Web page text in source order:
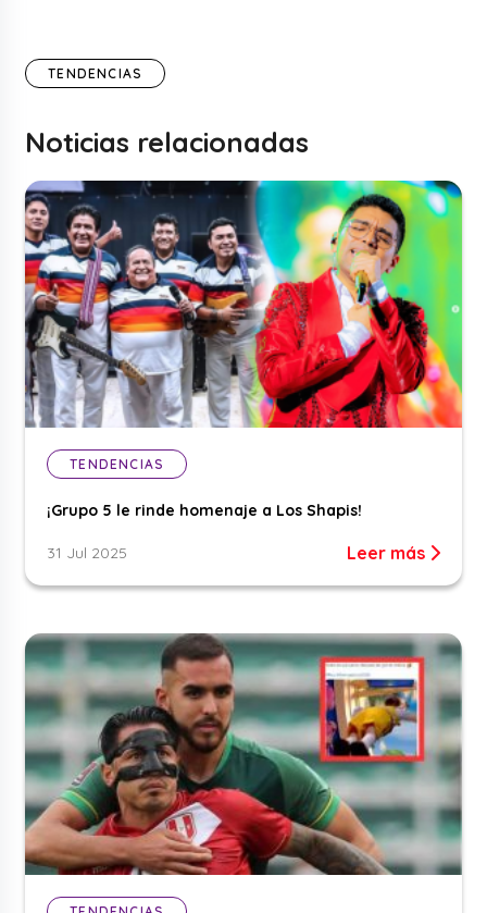
TENDENCIAS
Noticias relacionadas
TENDENCIAS
¡Grupo 5 le rinde homenaje a Los Shapis!
31 Jul 2025 Leer más